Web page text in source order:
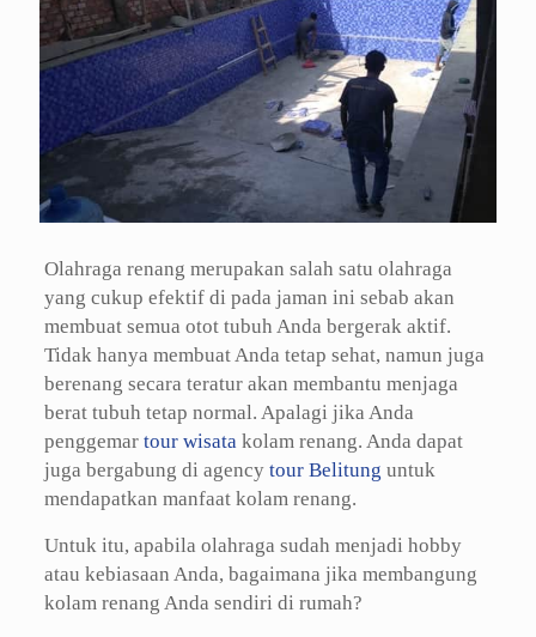
Olahraga renang merupakan salah satu olahraga
yang cukup efektif di pada jaman ini sebab akan
membuat semua otot tubuh Anda bergerak aktif.
Tidak hanya membuat Anda tetap sehat, namun juga
berenang secara teratur akan membantu menjaga
berat tubuh tetap normal. Apalagi jika Anda
penggemar tour wisatakolam renang. Anda dapat
juga bergabung di agency tour Belitung untuk
mendapatkan manfaat kolam renang.
Untuk itu, apabila olahraga sudah menjadi hobby
atau kebiasaan Anda, bagaimana jika membangung
kolam renang Anda sendiri di rumah?